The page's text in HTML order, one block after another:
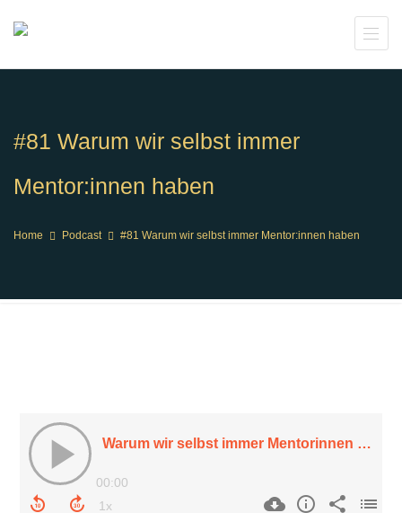
#81 Warum wir selbst immer
Mentor:innen haben
Home Podcast #81 Warum wir selbst immer Mentor:innen haben